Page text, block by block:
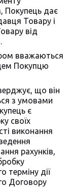
Покупець дає
Товару і
від
вважаються
Покупцю
що він
з умовами
є
своїх
виконання
рахунків,
терміну дії
Договору